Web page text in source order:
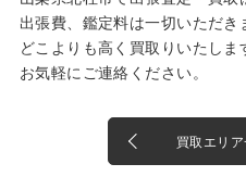
出張費、鑑定料は一切いただき
どこよりも高く買取りいたしま
お気軽にご連絡ください。
買取エリ